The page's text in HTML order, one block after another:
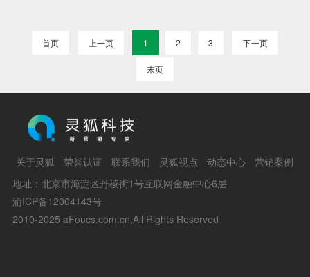
首页 上一页 1 2 3 下一页
末页
关于灵狐 荣誉认证 联系我们 灵狐视点 动态中心
营销案例
地址：北京市海淀区丹棱街1号互联网金融中心6层
渝ICP备12004143号
2010-2025 aFoucs.com.cn,All Rights Reserved